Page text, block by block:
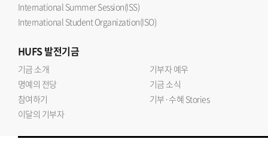
International Summer Session(ISS)
International Student Organization(ISO)
HUFS발전기금
기금 소개
기부자 예우
명예의 전당
기금 소식
참여하기
기부·수혜 Stories
이달의 기부자